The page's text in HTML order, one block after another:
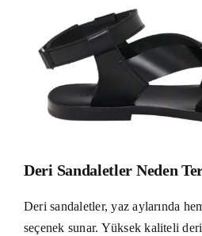
Deri Sandaletler Neden
Deri sandaletler, yaz aylarında
seçenek sunar. Yüksek kaliteli